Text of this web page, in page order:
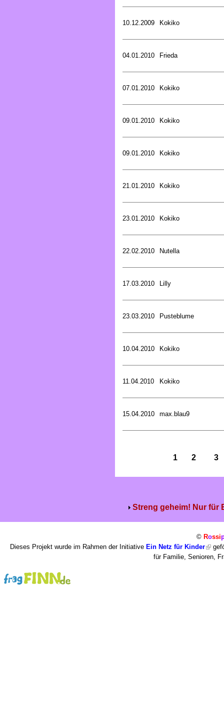
10.12.2009 Kokiko
04.01.2010 Frieda
07.01.2010 Kokiko
09.01.2010 Kokiko
09.01.2010 Kokiko
21.01.2010 Kokiko
23.01.2010 Kokiko
22.02.2010 Nutella
17.03.2010 Lilly
23.03.2010 Pusteblume
10.04.2010 Kokiko
11.04.2010 Kokiko
15.04.2010 max.blau9
1 2 3
Streng geheim! Nur für
© Rossi
Dieses Projekt wurde im Rahmen der Initiative Ein Netz für Kinder
für Familie, Senioren,